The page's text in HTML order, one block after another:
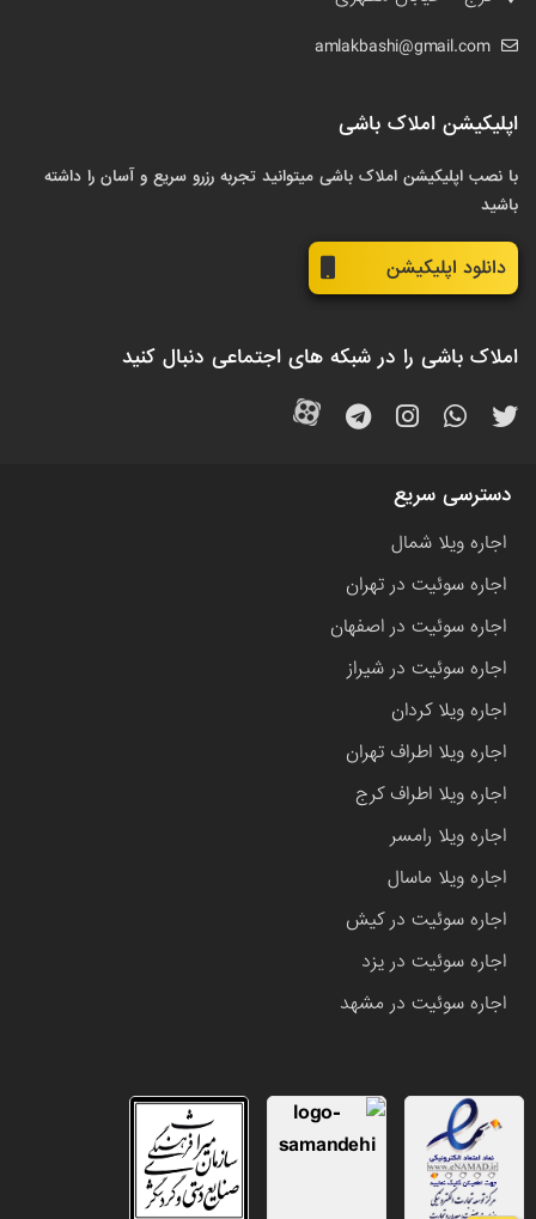
amlakbashi@gmail.com
اپلیکیشن املاک باشی
با نصب اپلیکیشن املاک باشی میتوانید تجربه رزرو سریع و آسان را داشته
باشید
دانلود اپلیکیشن
املاک باشی را در شبکه های اجتماعی دنبال کنید
دسترسی سریع
اجاره ویلا شمال
اجاره سوئیت در تهران
اجاره سوئیت در اصفهان
اجاره سوئیت در شیراز
اجاره ویلا کردان
اجاره ویلا اطراف تهران
اجاره ویلا اطراف کرج
اجاره ویلا رامسر
اجاره ویلا ماسال
اجاره سوئیت در کیش
اجاره سوئیت در یزد
اجاره سوئیت در مشهد